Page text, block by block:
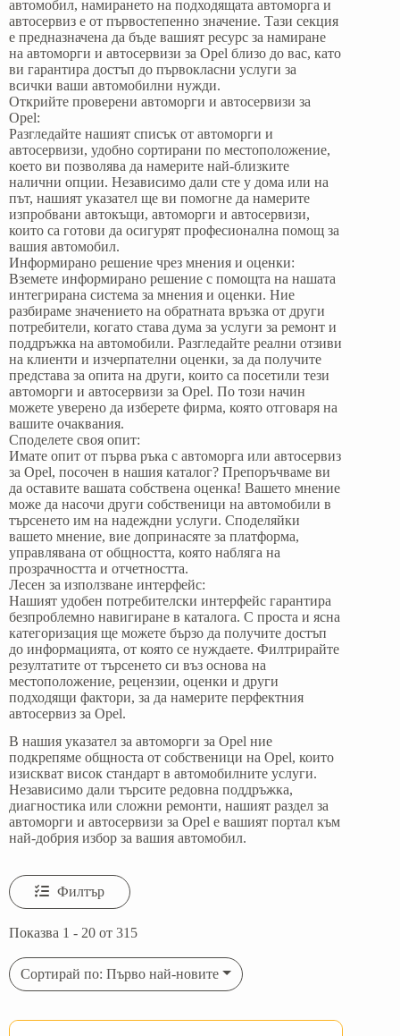
автомобил, намирането на подходящата автоморга и
автосервиз е от първостепенно значение. Тази секция
е предназначена да бъде вашият ресурс за намиране
на автоморги и автосервизи за Opel близо до вас, като
ви гарантира достъп до първокласни услуги за
всички ваши автомобилни нужди.
Открийте проверени автоморги и автосервизи за
Opel:
Разгледайте нашият списък от автоморги и
автосервизи, удобно сортирани по местоположение,
което ви позволява да намерите най-близките
налични опции. Независимо дали сте у дома или на
път, нашият указател ще ви помогне да намерите
изпробвани автокъщи, автоморги и автосервизи,
които са готови да осигурят професионална помощ за
вашия автомобил.
Информирано решение чрез мнения и оценки:
Вземете информирано решение с помощта на нашата
интегрирана система за мнения и оценки. Ние
разбираме значението на обратната връзка от други
потребители, когато става дума за услуги за ремонт и
поддръжка на автомобили. Разгледайте реални отзиви
на клиенти и изчерпателни оценки, за да получите
представа за опита на други, които са посетили тези
автоморги и автосервизи за Opel. По този начин
можете уверено да изберете фирма, която отговаря на
вашите очаквания.
Споделете своя опит:
Имате опит от първа ръка с автоморга или автосервиз
за Opel, посочен в нашия каталог? Препоръчваме ви
да оставите вашата собствена оценка! Вашето мнение
може да насочи други собственици на автомобили в
търсенето им на надеждни услуги. Споделяйки
вашето мнение, вие допринасяте за платформа,
управлявана от общността, която набляга на
прозрачността и отчетността.
Лесен за използване интерфейс:
Нашият удобен потребителски интерфейс гарантира
безпроблемно навигиране в каталога. С проста и ясна
категоризация ще можете бързо да получите достъп
до информацията, от която се нуждаете. Филтрирайте
резултатите от търсенето си въз основа на
местоположение, рецензии, оценки и други
подходящи фактори, за да намерите перфектния
автосервиз за Opel.
В нашия указател за автоморги за Opel ние
подкрепяме общноста от собственици на Opel, които
изискват висок стандарт в автомобилните услуги.
Независимо дали търсите редовна поддръжка,
диагностика или сложни ремонти, нашият раздел за
автоморги и автосервизи за Opel е вашият портал към
най-добрия избор за вашия автомобил.
Филтър
Показва 1 - 20 от 315
Сортирай по: Първо най-новите